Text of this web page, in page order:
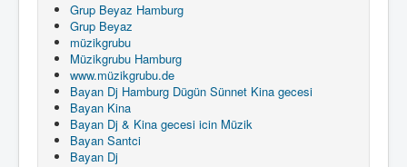
Grup Beyaz Hamburg
Grup Beyaz
müzikgrubu
Müzikgrubu Hamburg
www.müzikgrubu.de
Bayan Dj Hamburg Dügün Sünnet Kina gecesi
Bayan Kina
Bayan Dj & Kina gecesi icin Müzik
Bayan Santci
Bayan Dj